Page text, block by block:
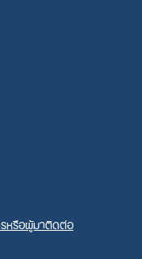
หรือผู้มาติดต่อ